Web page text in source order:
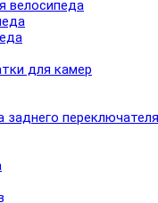
велосипеда
для камер
переключателя